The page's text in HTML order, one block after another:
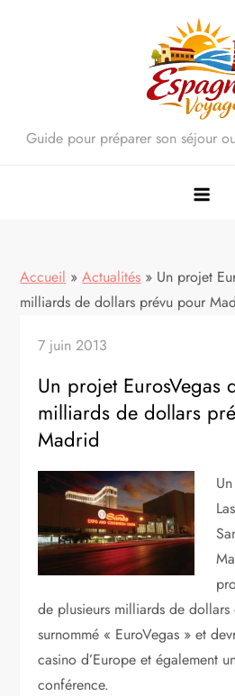
Guide pour préparer son séjour
Accueil » Actualités » Un projet
milliards de dollars prévu pour
7 juin 2013
Un projet EurosVegas
milliards de dollars
Madrid
de plusieurs milliards de
surnommé « EuroVegas » et
casino d’Europe et également
conférence.